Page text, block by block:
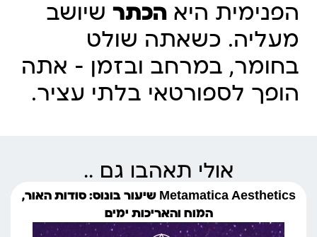
הפנימית היא הכתר שיושב
מעליה. כשאתה שולט
בחומר, במרחב ובזמן – אתה
הופך לספורטאי בלתי עציר.
אולי תאהבו גם ..
Metamatica Aesthetics שיעור בונוס: סודות האור,
המוח והאריכות ימים